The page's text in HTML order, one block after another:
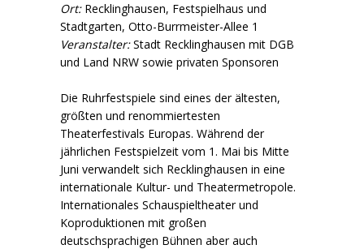
Ort:Recklinghausen, Festspielhaus und
Stadtgarten, Otto-Burrmeister-Allee 1
Veranstalter:Stadt Recklinghausen mit DGB
und Land NRW sowie privaten Sponsoren
Die Ruhrfestspiele sind eines der ältesten,
größten und renommiertesten
Theaterfestivals Europas. Während der
jährlichen Festspielzeit vom 1. Mai bis Mitte
Juni verwandelt sich Recklinghausen in eine
internationale Kultur- und Theatermetropole.
Internationales Schauspieltheater und
Koproduktionen mit großen
deutschsprachigen Bühnen aber auch